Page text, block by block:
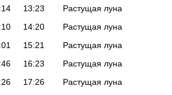
13:23
Растущая луна
14:20
Растущая луна
15:21
Растущая луна
16:23
Растущая луна
17:26
Растущая луна